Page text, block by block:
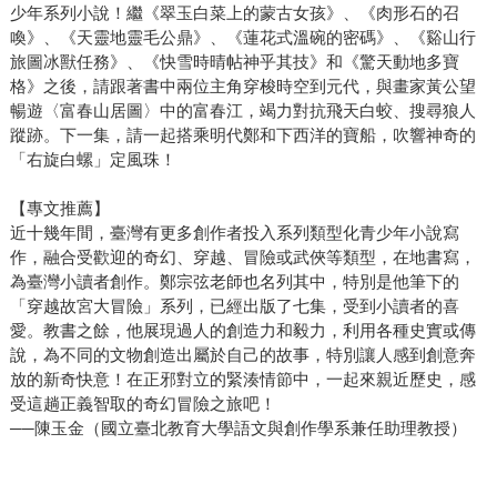
少年系列小說！繼《翠玉白菜上的蒙古女孩》、《肉形石的召
喚》、《天靈地靈毛公鼎》、《蓮花式溫碗的密碼》、《谿山行
旅圖冰獸任務》、《快雪時晴帖神乎其技》和《驚天動地多寶
格》之後，請跟著書中兩位主角穿梭時空到元代，與畫家黃公望
暢遊〈富春山居圖〉中的富春江，竭力對抗飛天白蛟、搜尋狼人
蹤跡。下一集，請一起搭乘明代鄭和下西洋的寶船，吹響神奇的
「右旋白螺」定風珠！
【專文推薦】
近十幾年間，臺灣有更多創作者投入系列類型化青少年小說寫
作，融合受歡迎的奇幻、穿越、冒險或武俠等類型，在地書寫，
為臺灣小讀者創作。鄭宗弦老師也名列其中，特別是他筆下的
「穿越故宮大冒險」系列，已經出版了七集，受到小讀者的喜
愛。教書之餘，他展現過人的創造力和毅力，利用各種史實或傳
說，為不同的文物創造出屬於自己的故事，特別讓人感到創意奔
放的新奇快意！在正邪對立的緊湊情節中，一起來親近歷史，感
受這趟正義智取的奇幻冒險之旅吧！
──陳玉金（國立臺北教育大學語文與創作學系兼任助理教授）